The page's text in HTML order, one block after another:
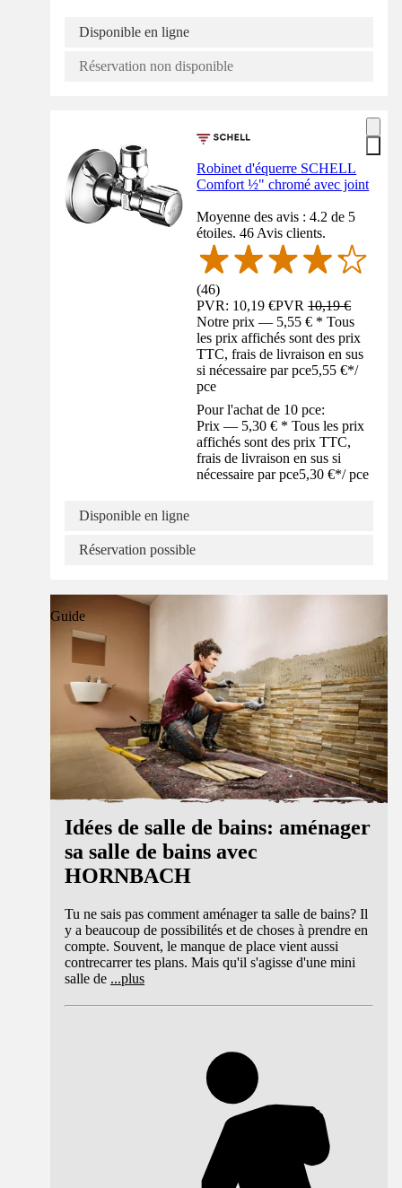
Disponible en ligne
Réservation non disponible
Robinet d'équerre SCHELL
Comfort ½" chromé avec joint
Moyenne des avis : 4.2 de 5
étoiles. 46 Avis clients.
(46)
PVR: 10,19 €PVR10,19 €
Notre prix — 5,55 € * Tous
les prix affichés sont des prix
TTC, frais de livraison en sus
si nécessaire par pce5,55 €*/
pce
Pour l'achat de 10 pce:
Prix — 5,30 € * Tous les prix
affichés sont des prix TTC,
frais de livraison en sus si
nécessaire par pce5,30 €*/ pce
Disponible en ligne
Réservation possible
Guide
Idées de salle de bains: aménager
sa salle de bains avec
HORNBACH
Tu ne sais pas comment aménager ta salle de bains? Il
y a beaucoup de possibilités et de choses à prendre en
compte. Souvent, le manque de place vient aussi
contrecarrer tes plans. Mais qu'il s'agisse d'une mini
salle de ...plus